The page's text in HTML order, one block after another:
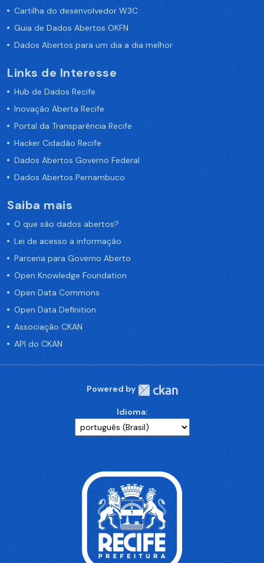
Cartilha do desenvolvedor W3C
Guia de Dados Abertos OKFN
Dados Abertos para um dia a dia melhor
Links de Interesse
Hub de Dados Recife
Inovação Aberta Recife
Portal da Transparência Recife
Hacker Cidadão Recife
Dados Abertos Governo Federal
Dados Abertos Pernambuco
Saiba mais
O que são dados abertos?
Lei de acesso a informação
Parceria para Governo Aberto
Open Knowledge Foundation
Open Data Commons
Open Data Definition
Associação CKAN
API do CKAN
Powered by
Idioma